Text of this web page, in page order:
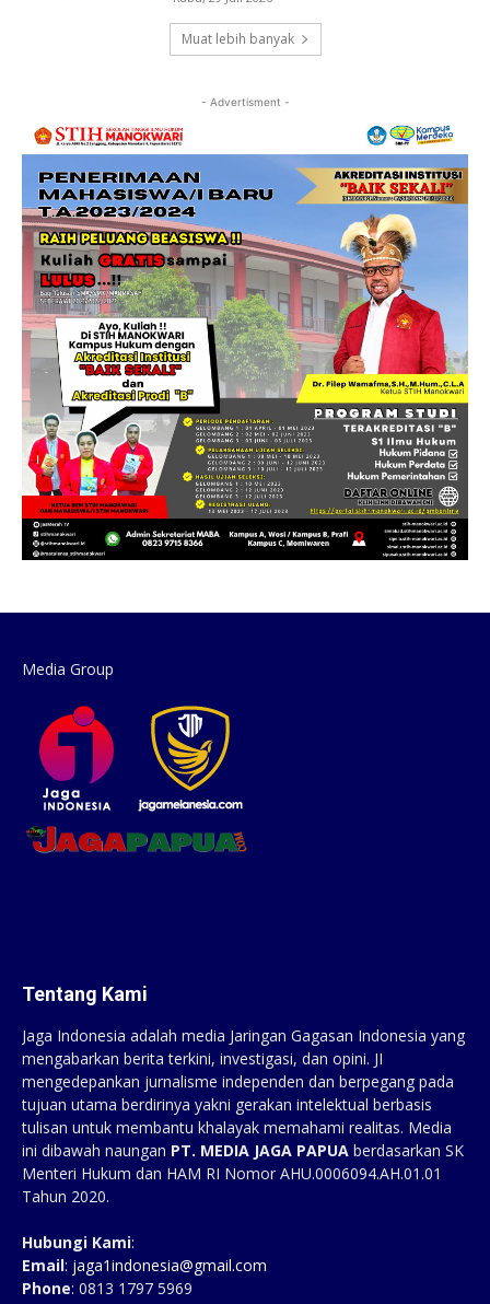
Muat lebih banyak
- Advertisment -
Media Group
Tentang Kami
Jaga Indonesia adalah media Jaringan Gagasan Indonesia yang
mengabarkan berita terkini, investigasi, dan opini. JI
mengedepankan jurnalisme independen dan berpegang pada
tujuan utama berdirinya yakni gerakan intelektual berbasis
tulisan untuk membantu khalayak memahami realitas. Media
ini dibawah naungan PT. MEDIA JAGA PAPUA berdasarkan SK
Menteri Hukum dan HAM RI Nomor AHU.0006094.AH.01.01
Tahun 2020.
Hubungi Kami:
Email: jaga1indonesia@gmail.com
Phone: 0813 1797 5969